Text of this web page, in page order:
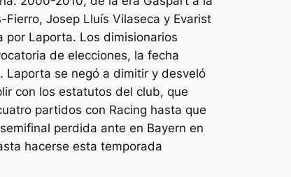
Josep Lluís Vilaseca y Evarist
Laporta. Los dimisionarios
de elecciones, la fecha
Laporta se negó a dimitir y desveló
con los estatutos del club, que
partidos con Racing hasta que
perdida ante en Bayern en
hacerse esta temporada